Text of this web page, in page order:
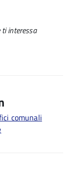
ti interessa
comunali